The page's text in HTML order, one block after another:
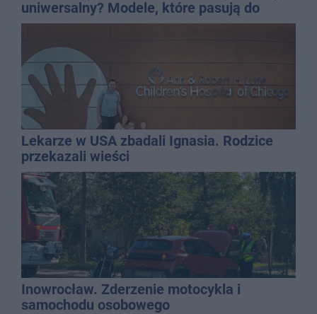
uniwersalny? Modele, które pasują do
wielu stylizacji
Lekarze w USA zbadali Ignasia. Rodzice
przekazali wieści
Inowrocław. Zderzenie motocykla i
samochodu osobowego